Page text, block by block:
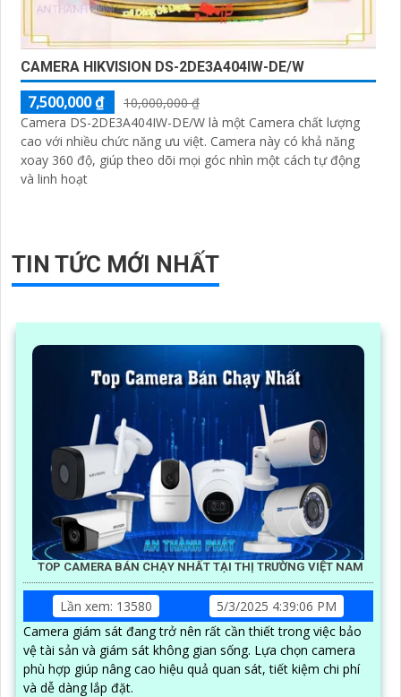
CAMERA HIKVISION DS-2DE3A404IW-DE/W
7,500,000 ₫
10,000,000 ₫
Camera DS-2DE3A404IW-DE/W là một Camera chất lượng
cao với nhiều chức năng ưu việt. Camera này có khả năng
xoay 360 độ, giúp theo dõi mọi góc nhìn một cách tự động
và linh hoạt
TIN TỨC MỚI NHẤT
TOP CAMERA BÁN CHẠY NHẤT TẠI THỊ TRƯỜNG VIỆT NAM
Lần xem: 13580
5/3/2025 4:39:06 PM
Camera giám sát đang trở nên rất cần thiết trong việc bảo
vệ tài sản và giám sát không gian sống. Lựa chọn camera
phù hợp giúp nâng cao hiệu quả quan sát, tiết kiệm chi phí
và dễ dàng lắp đặt.